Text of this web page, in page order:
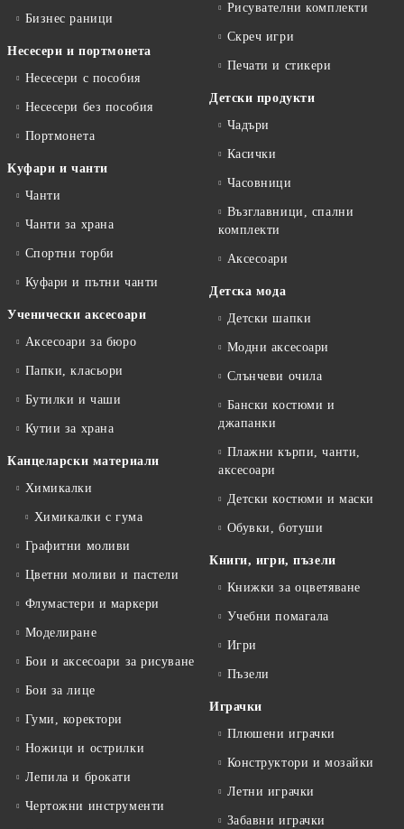
Бизнес раници
Несесери и портмонета
Несесери с пособия
Несесери без пособия
Портмонета
Куфари и чанти
Чанти
Чанти за храна
Спортни торби
Куфари и пътни чанти
Ученически аксесоари
Аксесоари за бюро
Папки, класьори
Бутилки и чаши
Кутии за храна
Канцеларски материали
Химикалки
Химикалки с гума
Графитни моливи
Цветни моливи и пастели
Флумастери и маркери
Моделиране
Бои и аксесоари за рисуване
Бои за лице
Гуми, коректори
Ножици и острилки
Лепила и брокати
Чертожни инструменти
Рисувателни комплекти
Скреч игри
Печати и стикери
Детски продукти
Чадъри
Касички
Часовници
Възглавници, спални
комплекти
Аксесоари
Детска мода
Детски шапки
Модни аксесоари
Слънчеви очила
Бански костюми и
джапанки
Плажни кърпи, чанти,
аксесоари
Детски костюми и маски
Обувки, ботуши
Книги, игри, пъзели
Книжки за оцветяване
Учебни помагала
Игри
Пъзели
Играчки
Плюшени играчки
Конструктори и мозайки
Летни играчки
Забавни играчки